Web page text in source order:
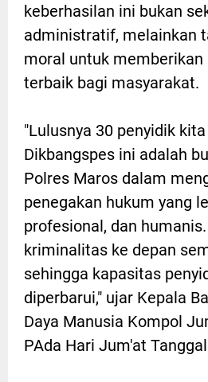
keberhasilan ini bukan
administratif, melainkan
moral untuk memberikan
terbaik bagi masyarakat.
"Lulusnya 30 penyidik
Dikbangspes ini adalah
Polres Maros dalam
penegakan hukum yang
profesional, dan
kriminalitas ke depan
sehingga kapasitas
diperbarui," ujar Kepala
Daya Manusia Kompol
PAda Hari Jum'at